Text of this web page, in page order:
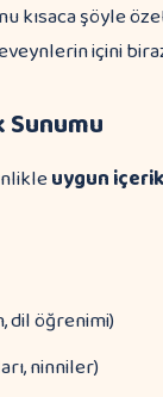
kısaca şöyle
içini
uygun
dil öğrenimi)
ninniler)